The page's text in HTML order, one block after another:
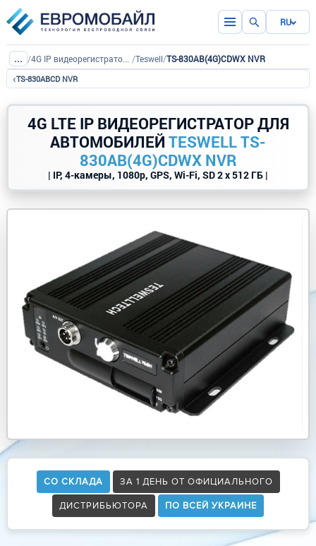
RU
... / 4G IP видеорегистраторы с SD картой /Teswell/TS-830AB(4G)CDWX NVR
‹TS-830ABCD NVR
4G LTE IP ВИДЕОРЕГИСТРАТОР ДЛЯ
АВТОМОБИЛЕЙ TESWELL TS-
830AB(4G)CDWX NVR
| IP, 4-камеры, 1080p, GPS, Wi-Fi, SD 2 x 512 ГБ |
СО СКЛАДА ЗА 1 ДЕНЬ ОТ ОФИЦИАЛЬНОГО
ДИСТРИБЬЮТОРА ПО ВСЕЙ УКРАИНЕ